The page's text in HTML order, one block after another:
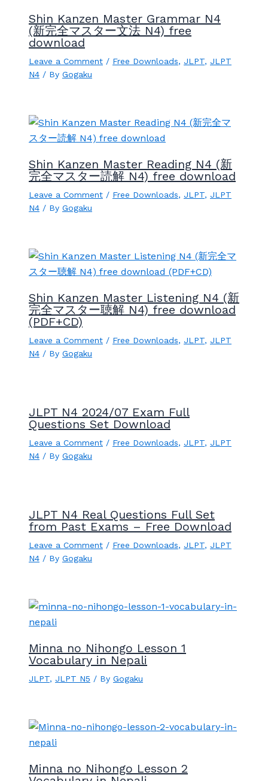
Shin Kanzen Master Grammar N4
(新完全マスター文法 N4) free
download
Leave a Comment / Free Downloads, JLPT, JLPT
N4 / By Gogaku
Shin Kanzen Master Reading N4 (新
完全マスター読解 N4) free download
Leave a Comment / Free Downloads, JLPT, JLPT
N4 / By Gogaku
Shin Kanzen Master Listening N4 (新
完全マスター聴解 N4) free download
(PDF+CD)
Leave a Comment / Free Downloads, JLPT, JLPT
N4 / By Gogaku
JLPT N4 2024/07 Exam Full
Questions Set Download
Leave a Comment / Free Downloads, JLPT, JLPT
N4 / By Gogaku
JLPT N4 Real Questions Full Set
from Past Exams – Free Download
Leave a Comment / Free Downloads, JLPT, JLPT
N4 / By Gogaku
Minna no Nihongo Lesson 1
Vocabulary in Nepali
JLPT, JLPT N5 / By Gogaku
Minna no Nihongo Lesson 2